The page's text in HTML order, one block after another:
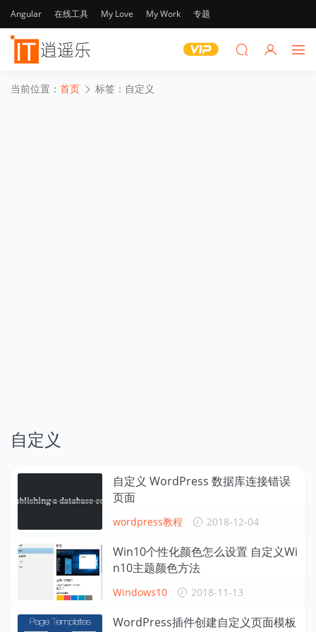
Angular 在线工具 My Love My Work 专题
当前位置： 首页 标签：自定义
自定义
自定义 WordPress 数据库连接错误
页面
wordpress教程 2018-12-04
Win10个性化颜色怎么设置 自定义Wi
n10主题颜色方法
Windows10 2018-11-13
WordPress插件创建自定义页面模板